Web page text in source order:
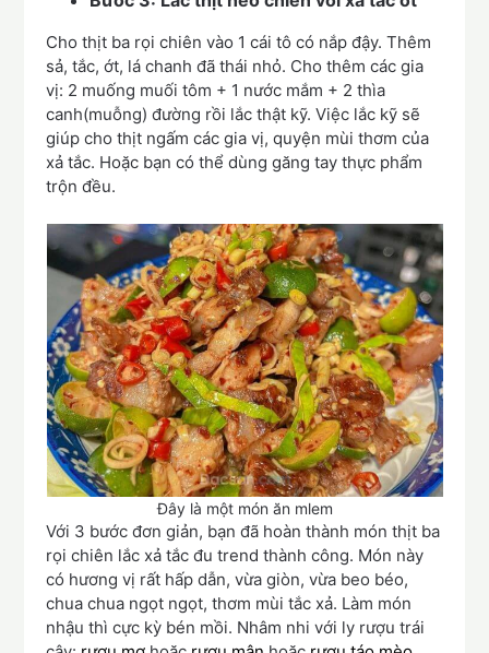
Cho thịt ba rọi chiên vào 1 cái tô có nắp đậy. Thêm
sả, tắc, ớt, lá chanh đã thái nhỏ. Cho thêm các gia
vị: 2 muống muối tôm + 1 nước mắm + 2 thìa
canh(muỗng) đường rồi lắc thật kỹ. Việc lắc kỹ sẽ
giúp cho thịt ngấm các gia vị, quyện mùi thơm của
xả tắc. Hoặc bạn có thể dùng găng tay thực phẩm
trộn đều.
Đây là một món ăn mlem
Với 3 bước đơn giản, bạn đã hoàn thành món thịt ba
rọi chiên lắc xả tắc đu trend thành công. Món này
có hương vị rất hấp dẫn, vừa giòn, vừa beo béo,
chua chua ngọt ngọt, thơm mùi tắc xả. Làm món
nhậu thì cực kỳ bén mồi. Nhâm nhi với ly rượu trái